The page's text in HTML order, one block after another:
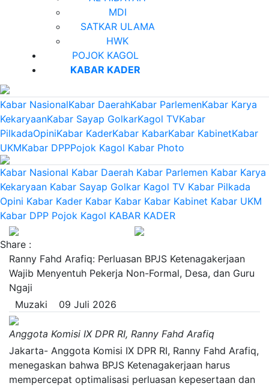
MDI
SATKAR ULAMA
HWK
POJOK KAGOL
KABAR KADER
Kabar NasionalKabar DaerahKabar ParlemenKabar Karya
KekaryaanKabar Sayap GolkarKagol TVKabar
PilkadaOpiniKabar KaderKabar KabarKabar KabinetKabar
UKMKabar DPPPojok Kagol Kabar Photo
Kabar Nasional Kabar Daerah Kabar Parlemen Kabar Karya
Kekaryaan Kabar Sayap Golkar Kagol TV Kabar Pilkada
Opini Kabar Kader Kabar Kabar Kabar Kabinet Kabar UKM
Kabar DPP Pojok Kagol KABAR KADER
Share :
Ranny Fahd Arafiq: Perluasan BPJS Ketenagakerjaan
Wajib Menyentuh Pekerja Non-Formal, Desa, dan Guru
Ngaji
Muzaki
09 Juli 2026
Anggota Komisi IX DPR RI, Ranny Fahd Arafiq
Jakarta- Anggota Komisi IX DPR RI, Ranny Fahd Arafiq,
menegaskan bahwa BPJS Ketenagakerjaan harus
mempercepat optimalisasi perluasan kepesertaan dan